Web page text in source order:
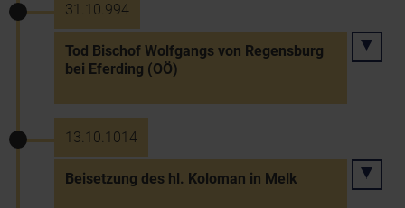
31.10.994
Tod Bischof Wolfgangs von Regensburg
bei Eferding (OÖ)
13.10.1014
Beisetzung des hl. Koloman in Melk